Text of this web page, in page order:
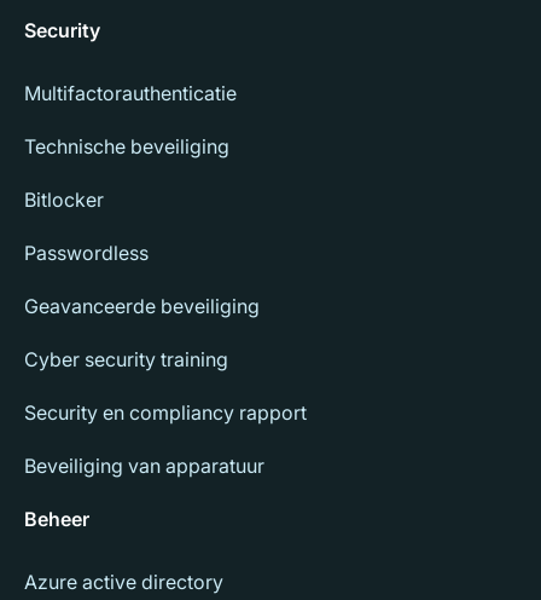
Security
Multifactorauthenticatie
Technische beveiliging
Bitlocker
Passwordless
Geavanceerde beveiliging
Cyber security training
Security en compliancy rapport
Beveiliging van apparatuur
Beheer
Azure active directory